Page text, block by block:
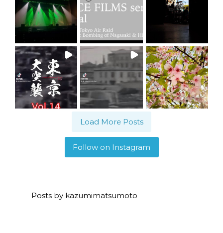
Load More Posts
Follow on Instagram
Posts by kazumimatsumoto